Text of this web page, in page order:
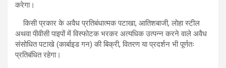
करेगा।
किसी प्रकार के अवैध प्रतिबंधात्मक पटाखा, आतिशबाजी, लोहा स्टील
अथवा पीवीसी पाइपों में विस्फोटक भरकर अत्यधिक उत्पन्न करने वाले अवैध
संसोधित पटाखे (कार्बाइड गन) की बिक्री, वितरण या प्रदर्शन भी पूर्णतः
प्रतिबंधित रहेगा।